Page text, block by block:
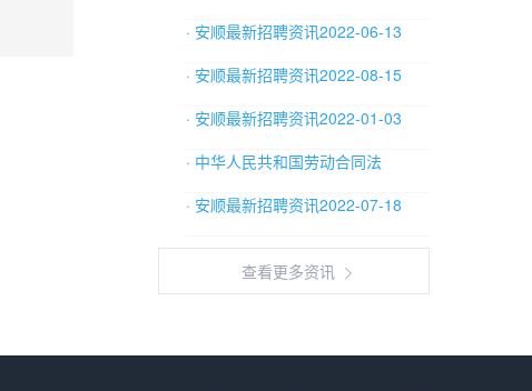
· 安顺最新招聘资讯2022-06-13
· 安顺最新招聘资讯2022-08-15
· 安顺最新招聘资讯2022-01-03
· 中华人民共和国劳动合同法
· 安顺最新招聘资讯2022-07-18
查看更多资讯